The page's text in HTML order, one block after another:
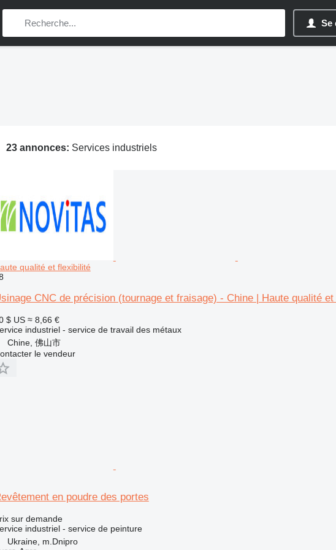
Se
23 annonces: Services industriels
qualité et flexibilité
CNC de précision (tournage et fraisage) - Chine | Haute qualité
$ US ≈ 8,66 €
industriel - service de travail des métaux
Chine, 佛山市
le vendeur
en poudre des portes
sur demande
industriel - service de peinture
Ukraine, m.Dnipro